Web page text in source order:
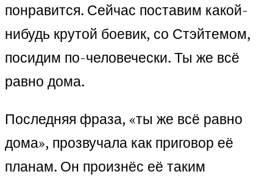
понравится. Сейчас поставим какой-
нибудь крутой боевик, со Стэйтемом,
посидим по-человечески. Ты же всё
равно дома.
Последняя фраза, «ты же всё равно
дома», прозвучала как приговор её
планам. Он произнёс её таким